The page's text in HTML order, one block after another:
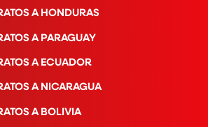
A HONDURAS
A PARAGUAY
A ECUADOR
A NICARAGUA
A BOLIVIA